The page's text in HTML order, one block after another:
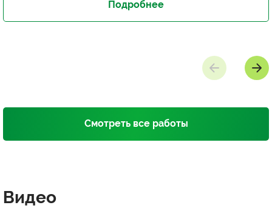
Смотреть все работы
Подробнее
Видео